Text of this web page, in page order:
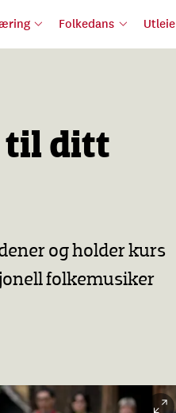
Folkedans Utleie
til ditt
og holder kurs
folkemusiker